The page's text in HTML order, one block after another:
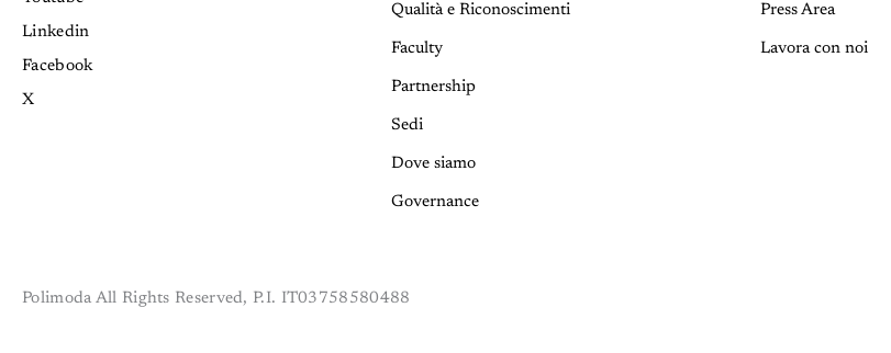
Linkedin
Facebook
X
Qualità e Riconoscimenti
Faculty
Partnership
Sedi
Dove siamo
Governance
Press Area
Lavora con noi
Polimoda All Rights Reserved, P.I. IT03758580488